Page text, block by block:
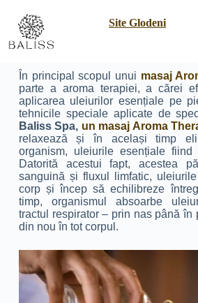
Site Glodeni
În principal scopul unui masaj
parte a aroma terapiei, a cărei
aplicarea uleiurilor esențiale pe
tehnicile speciale aplicate de
Baliss Spa, un masaj Aroma
relaxează și în același timp
organism, uleiurile esențiale
Datorită acestui fapt, acestea
sanguină și fluxul limfatic,
corp și încep să echilibreze
timp, organismul absoarbe
tractul respirator – prin nas până în
din nou în tot corpul.